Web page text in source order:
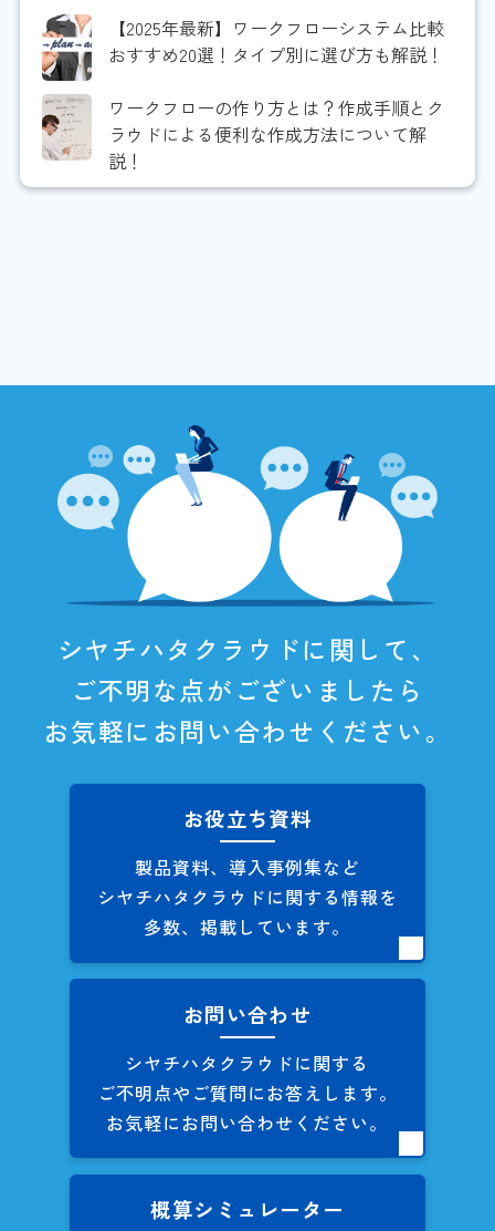
【2025年最新】ワークフローシステム比較
おすすめ20選！タイプ別に選び方も解説！
ワークフローの作り方とは？作成手順とク
ラウドによる便利な作成方法について解
説！
シヤチハタクラウドに関して、
ご不明な点がございましたら
お気軽にお問い合わせください。
お役立ち資料
製品資料、導入事例集など
シヤチハタクラウドに関する情報を
多数、掲載しています。
お問い合わせ
シヤチハタクラウドに関する
ご不明点やご質問にお答えします。
お気軽にお問い合わせください。
概算シミュレーター